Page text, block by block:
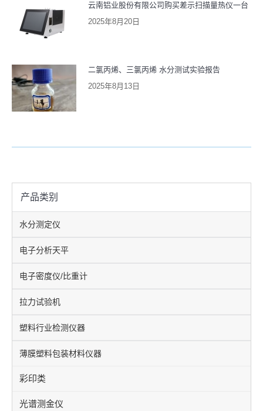
云南铝业股份有限公司购买差示扫描量热仪一台
2025年8月20日
二氯丙烯、三氯丙烯 水分测试实验报告
2025年8月13日
产品类别
水分测定仪
电子分析天平
电子密度仪/比重计
拉力试验机
塑料行业检测仪器
薄膜塑料包装材料仪器
彩印类
光谱测金仪